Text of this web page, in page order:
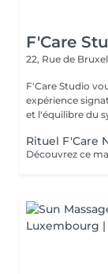
F'Care
22, Rue de
F'Care Studio
expérience
et l'équilibre du
Rituel F'Care